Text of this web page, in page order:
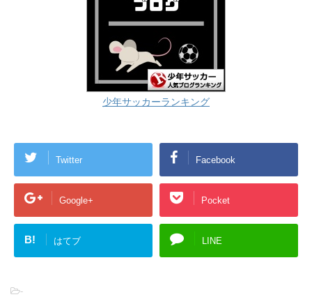
少年サッカーランキング
Twitter Facebook
Google+ Pocket
B! はてブ LINE
-